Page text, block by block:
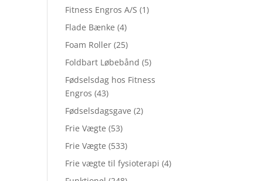
Fitness Engros A/S (1)
Flade Bænke (4)
Foam Roller (25)
Foldbart Løbebånd (5)
Fødselsdag hos Fitness
Engros (43)
Fødselsdagsgave (2)
Frie Vægte (53)
Frie Vægte (533)
Frie vægte til fysioterapi (4)